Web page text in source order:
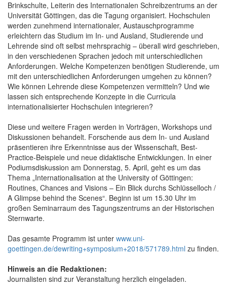
Brinkschulte, Leiterin des Internationalen Schreibzentrums an der
Universität Göttingen, das die Tagung organisiert. Hochschulen
werden zunehmend internationaler, Austauschprogramme
erleichtern das Studium im In- und Ausland, Studierende und
Lehrende sind oft selbst mehrsprachig – überall wird geschrieben,
in den verschiedenen Sprachen jedoch mit unterschiedlichen
Anforderungen. Welche Kompetenzen benötigen Studierende, um
mit den unterschiedlichen Anforderungen umgehen zu können?
Wie können Lehrende diese Kompetenzen vermitteln? Und wie
lassen sich entsprechende Konzepte in die Curricula
internationalisierter Hochschulen integrieren?
Diese und weitere Fragen werden in Vorträgen, Workshops und
Diskussionen behandelt. Forschende aus dem In- und Ausland
präsentieren ihre Erkenntnisse aus der Wissenschaft, Best-
Practice-Beispiele und neue didaktische Entwicklungen. In einer
Podiumsdiskussion am Donnerstag, 5. April, geht es um das
Thema „Internationalisation at the University of Göttingen:
Routines, Chances and Visions – Ein Blick durchs Schlüsselloch /
A Glimpse behind the Scenes“. Beginn ist um 15.30 Uhr im
großen Seminarraum des Tagungszentrums an der Historischen
Sternwarte.
Das gesamte Programm ist unter www.uni-
goettingen.de/dewriting+symposium+2018/571789.html zu finden.
Hinweis an die Redaktionen:
Journalisten sind zur Veranstaltung herzlich eingeladen.